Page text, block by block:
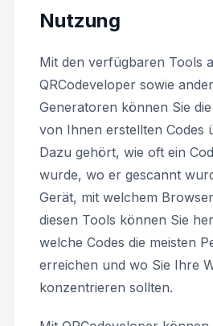
Nutzung
Mit den verfügbaren Tools
QRCodeveloper sowie
Generatoren können Sie
von Ihnen erstellten Codes
Dazu gehört, wie oft ein
wurde, wo er gescannt
Gerät, mit welchem
diesen Tools können Sie
welche Codes die meisten
erreichen und wo Sie Ihre
konzentrieren sollten.